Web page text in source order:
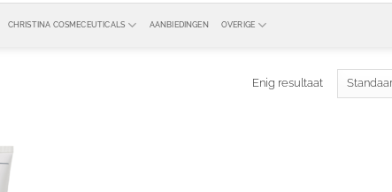
CHRISTINA COSMECEUTICALS AANBIEDINGEN OVERIGE
Enig resultaat